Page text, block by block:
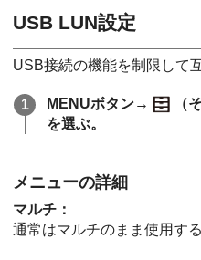
USB LUN設定
USB接続の機能を制限して
MENUボタン→
（
を選ぶ。
メニューの詳細
マルチ：
通常はマルチのまま使用する